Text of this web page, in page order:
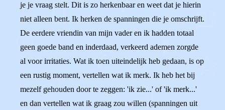
je je vraag stelt. Dit is zo herkenbaar en weet dat je hierin
niet alleen bent. Ik herken de spanningen die je omschrijft.
De eerdere vriendin van mijn vader en ik hadden totaal
geen goede band en inderdaad, verkeerd ademen zorgde
al voor irritaties. Wat ik toen uiteindelijk heb gedaan, is op
een rustig moment, vertellen wat ik merk. Ik heb het bij
mezelf gehouden door te zeggen: 'ik zie...' of 'ik merk...'
en dan vertellen wat ik graag zou willen (spanningen uit